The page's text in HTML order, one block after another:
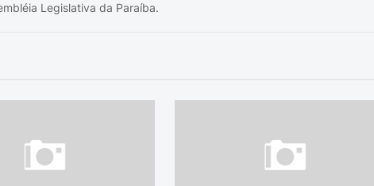
Legislativa da Paraíba.